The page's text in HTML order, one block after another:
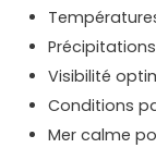
Visibilité
Conditions
Mer calme